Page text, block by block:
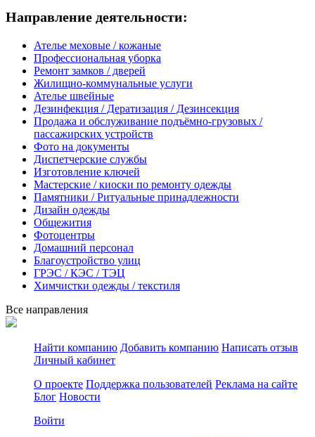
Направление деятельности:
Ателье меховые / кожаные
Профессиональная уборка
Ремонт замков / дверей
Жилищно-коммунальные услуги
Ателье швейные
Дезинфекция / Дератизация / Дезинсекция
Продажа и обслуживание подъёмно-грузовых /
пассажирских устройств
Фото на документы
Диспетчерские службы
Изготовление ключей
Мастерские / киоски по ремонту одежды
Памятники / Ритуальные принадлежности
Дизайн одежды
Общежития
Фотоцентры
Домашний персонал
Благоустройство улиц
ГРЭС / КЭС / ТЭЦ
Химчистки одежды / текстиля
Все направления
Найти компанию Добавить компанию Написать отзыв
Личный кабинет
О проекте Поддержка пользователей Реклама на сайте
Блог Новости
Войти